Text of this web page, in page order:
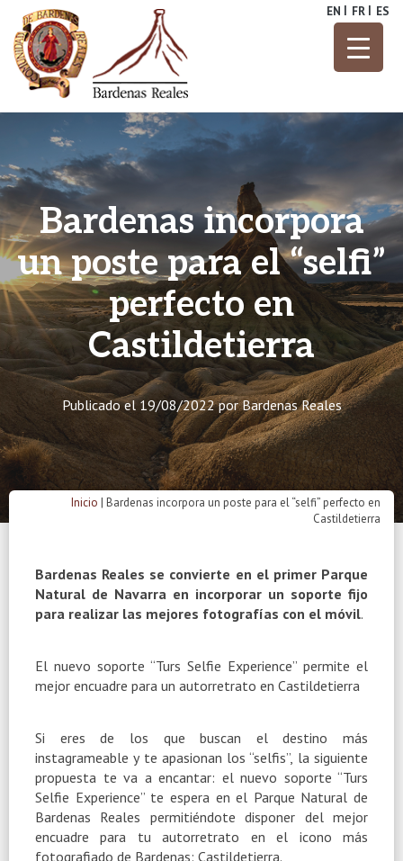
content
Bardenas
Reales
Parque Natural
EN FR ES
Bardenas incorpora
un poste para el “selfi”
perfecto en
Castildetierra
Publicado el19/08/2022porBardenas Reales
Inicio | Bardenas incorpora un poste para el “selfi” perfecto en
Castildetierra
Bardenas Reales se convierte en el primer Parque
Natural de Navarra en incorporar un soporte fijo
para realizar las mejores fotografías con el móvil.
El nuevo soporte “Turs Selfie Experience” permite el
mejor encuadre para un autorretrato en Castildetierra
Si eres de los que buscan el destino más
instagrameable y te apasionan los “selfis”, la siguiente
propuesta te va a encantar: el nuevo soporte “Turs
Selfie Experience” te espera en el Parque Natural de
Bardenas Reales permitiéndote disponer del mejor
encuadre para tu autorretrato en el icono más
fotografiado de Bardenas: Castildetierra.